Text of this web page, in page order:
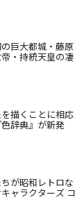
巨大都城・藤原
・持統天皇の凄
描くことに相応
辞典』が新発
が昭和レトロな
ャラクターズ コ